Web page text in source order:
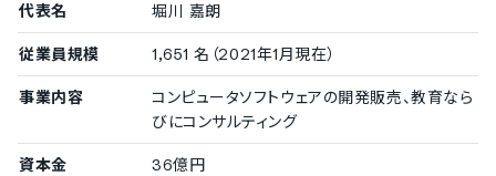
代表名 堀川 嘉朗
従業員規模 1,651 名（2021年1月現在）
事業内容
コンピュータソフトウェアの開発販売、教育なら
びにコンサルティング
資本金 36億円